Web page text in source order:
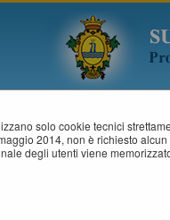
e contratti» Riepilogo
solo cookie tecnici
2014, non è richiesto
degli utenti viene